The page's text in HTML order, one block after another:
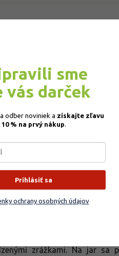
z Kalifornie, známa
husté s hmotnosťou
korenenou chuťou,
šupka pevná, čo
sa vykonáva od konca
vedenie na drôtených
Je pomerne
mrazom pod –18 °C.
hrozna a spoľahlivú
na slnečnom, teplom a
svetla a tepla na
živín a neutrálnou
Pred výsadbou je
je dôležitá hlavne v prvých
zrážkami. Na jar sa
sme
vás darček
odber noviniek a získajte zľavu
10 % na prvý nákup
Prihlásiť sa
ochrany osobných údajov